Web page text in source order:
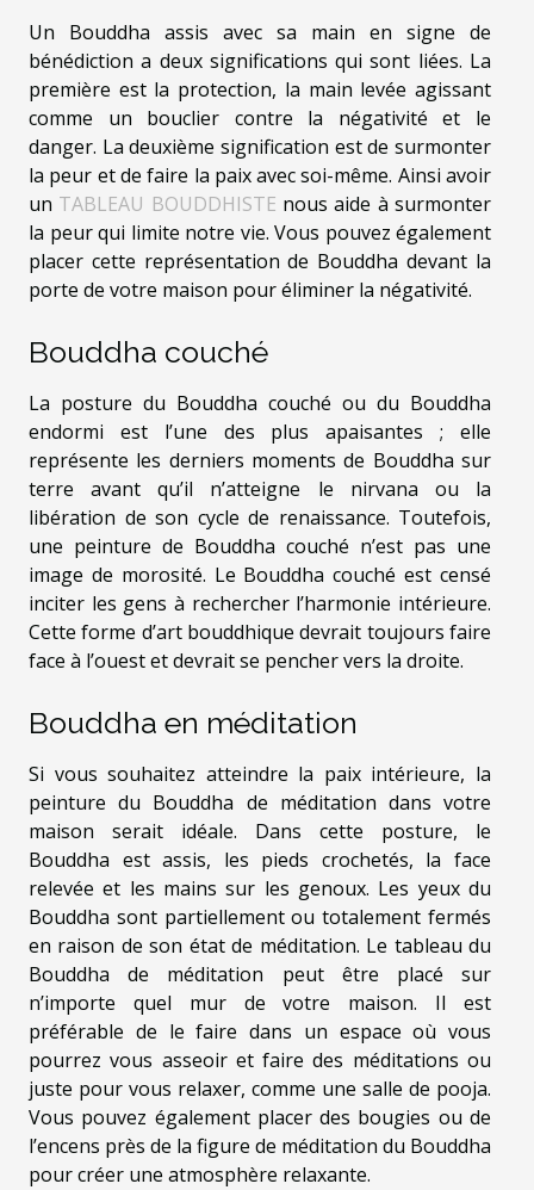
Un Bouddha assis avec sa main en signe de
bénédiction a deux significations qui sont liées. La
première est la protection, la main levée agissant
comme un bouclier contre la négativité et le
danger. La deuxième signification est de surmonter
la peur et de faire la paix avec soi-même. Ainsi avoir
un TABLEAU BOUDDHISTE nous aide à surmonter
la peur qui limite notre vie. Vous pouvez également
placer cette représentation de Bouddha devant la
porte de votre maison pour éliminer la négativité.
Bouddha couché
La posture du Bouddha couché ou du Bouddha
endormi est l’une des plus apaisantes ; elle
représente les derniers moments de Bouddha sur
terre avant qu’il n’atteigne le nirvana ou la
libération de son cycle de renaissance. Toutefois,
une peinture de Bouddha couché n’est pas une
image de morosité. Le Bouddha couché est censé
inciter les gens à rechercher l’harmonie intérieure.
Cette forme d’art bouddhique devrait toujours faire
face à l’ouest et devrait se pencher vers la droite.
Bouddha en méditation
Si vous souhaitez atteindre la paix intérieure, la
peinture du Bouddha de méditation dans votre
maison serait idéale. Dans cette posture, le
Bouddha est assis, les pieds crochetés, la face
relevée et les mains sur les genoux. Les yeux du
Bouddha sont partiellement ou totalement fermés
en raison de son état de méditation. Le tableau du
Bouddha de méditation peut être placé sur
n’importe quel mur de votre maison. Il est
préférable de le faire dans un espace où vous
pourrez vous asseoir et faire des méditations ou
juste pour vous relaxer, comme une salle de pooja.
Vous pouvez également placer des bougies ou de
l’encens près de la figure de méditation du Bouddha
pour créer une atmosphère relaxante.